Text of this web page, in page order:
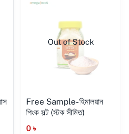
Out of Stock
Free Sample- হিমালয়ান
পিংক সল্ট (স্টক সীমিত)
0 ৳